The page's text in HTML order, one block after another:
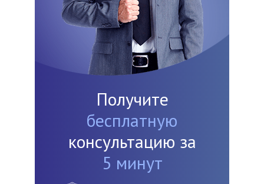
Получите
бесплатную
консультацию за
5 минут